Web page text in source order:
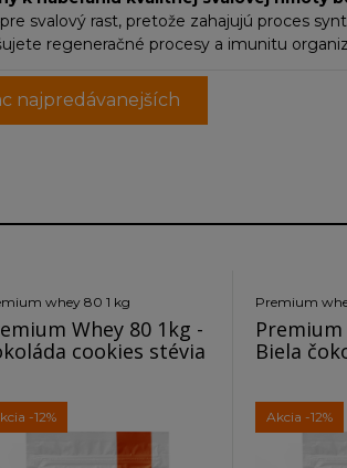
svalový rast, pretože zahajujú proces
regeneračné procesy a imunitu
pre športovcov, ťažko pracujúcich ľudí a
najpredávanejších
whey 80 1 kg
Whey 80 1kg -
cookies stévia
-12%
Premium
Premium
Biela
Akcia -12%